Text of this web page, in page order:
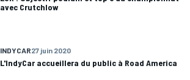
avec Crutchlow
INDYCAR27 juin 2020
L'IndyCar accueillera du public à Road America